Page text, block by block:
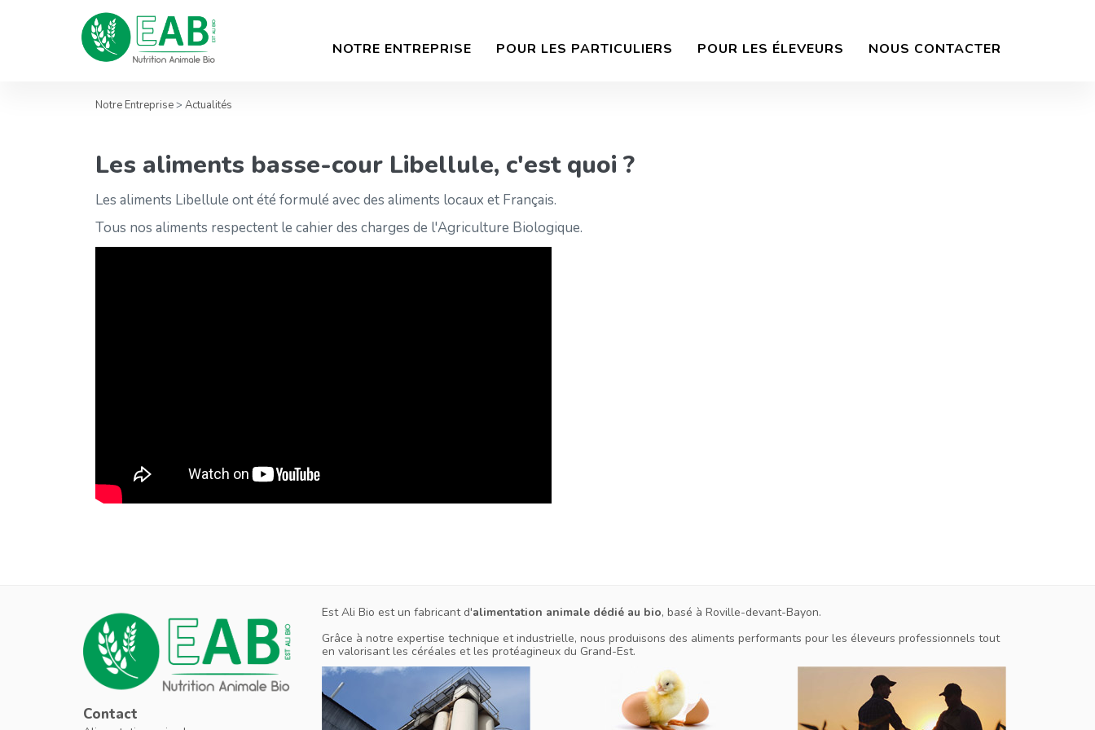
NOTRE ENTREPRISE POUR LES PARTICULIERS POUR LES ÉLEVEURS NOUS CONTACTER
Notre Entreprise> Actualités
Les aliments basse-cour Libellule, c'est quoi ?
Les aliments Libellule ont été formulé avec des aliments locaux et Français.
Tous nos aliments respectent le cahier des charges de l'Agriculture Biologique.
Contact
Est Ali Bio est un fabricant d'alimentation animale dédié au bio, basé à Roville-devant-Bayon.
Grâce à notre expertise technique et industrielle, nous produisons des aliments performants pour les éleveurs professionnels tout
en valorisant les céréales et les protéagineux du Grand-Est.